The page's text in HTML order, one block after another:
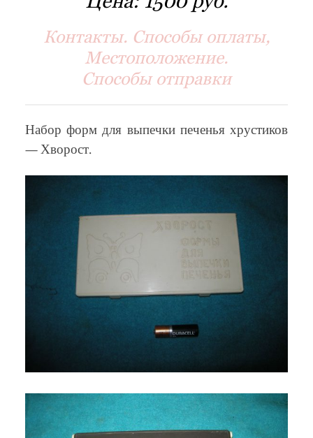
Контакты. Способы оплаты,
Местоположение.
Способы отправки
Набор форм для выпечки печенья хрустиков
— Хворост.